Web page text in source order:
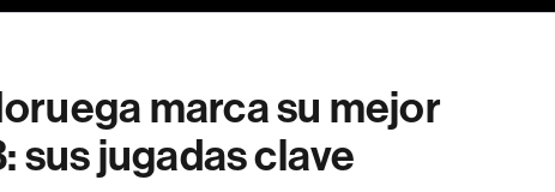
marca su mejor
sus jugadas clave